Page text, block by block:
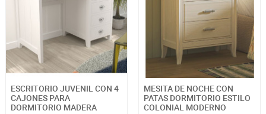
ESCRITORIO JUVENIL CON 4
CAJONES PARA
DORMITORIO MADERA
MESITA DE NOCHE CON
PATAS DORMITORIO ESTILO
COLONIAL MODERNO